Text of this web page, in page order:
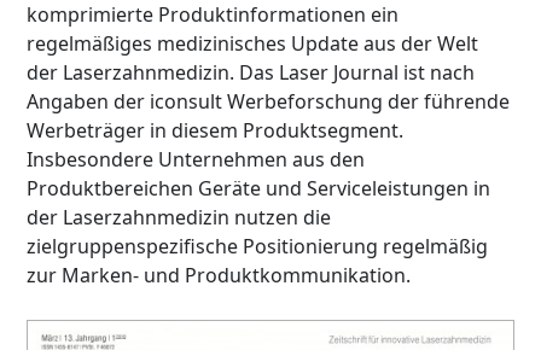
komprimierte Produktinformationen ein
regelmäßiges medizinisches Update aus der Welt
der Laserzahnmedizin. Das Laser Journal ist nach
Angaben der iconsult Werbeforschung der führende
Werbeträger in diesem Produktsegment.
Insbesondere Unternehmen aus den
Produktbereichen Geräte und Serviceleistungen in
der Laserzahnmedizin nutzen die
zielgruppenspezifische Positionierung regelmäßig
zur Marken- und Produktkommunikation.